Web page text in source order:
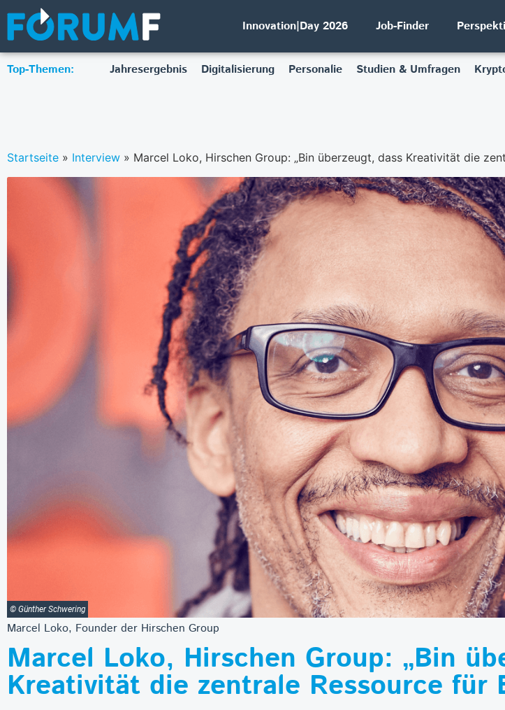
Innovation|Day 2026 Job-Finder
Top-Themen: Jahresergebnis Digitalisierung Personalie Studien & Umfragen
Startseite » Interview » Marcel Loko, Hirschen Group: „Bin überzeugt, dass Kreativität die
© Günther Schwering
Marcel Loko, Founder der Hirschen Group
Marcel Loko, Hirschen Group: „Bin
Kreativität die zentrale Ressource für